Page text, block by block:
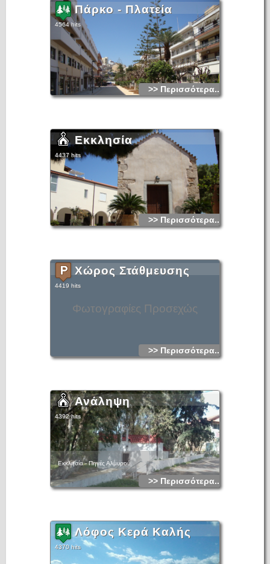
Πάρκο - Πλατεία
4564 hits
>> Περισσότερα...
Εκκλησία
4437 hits
>> Περισσότερα...
Φωτογραφίες Προσεχώς
Χώρος Στάθμευσης
4419 hits
>> Περισσότερα...
Ανάληψη
4392 hits
Εκκλησία - Πηγές Αλμυρού
>> Περισσότερα...
Λόφος Κερά Καλής
4370 hits